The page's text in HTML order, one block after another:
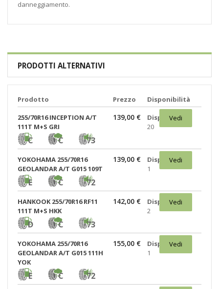
danneggiamento.
PRODOTTI ALTERNATIVI
Prodotto Prezzo Disponibilità
255/70R16 INCEPTION A/T
111T M+S GRI
C C 73
139,00 €
Disponibili:
20
Vedi
YOKOHAMA 255/70R16
GEOLANDAR A/T G015 109T
E C 72
139,00 €
Disponibili:
1
Vedi
HANKOOK 255/70R16 RF11
111T M+S HKK
D C 73
142,00 €
Disponibili:
2
Vedi
YOKOHAMA 255/70R16
GEOLANDAR A/T G015 111H
YOK
E C 72
155,00 €
Disponibili:
1
Vedi